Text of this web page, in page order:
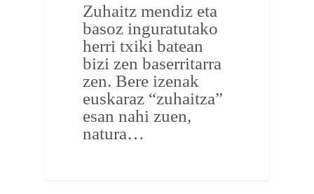
Zuhaitz mendiz eta
basoz inguratutako
herri txiki batean
bizi zen baserritarra
zen. Bere izenak
euskaraz “zuhaitza”
esan nahi zuen,
natura…